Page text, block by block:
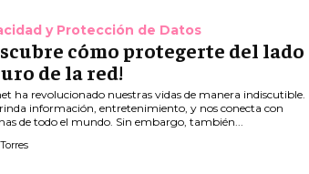
y Protección de Datos
cómo protegerte del lado
de la red!
ha revolucionado nuestras vidas de manera indiscutible.
información, entretenimiento, y nos conecta con
de todo el mundo. Sin embargo, también...